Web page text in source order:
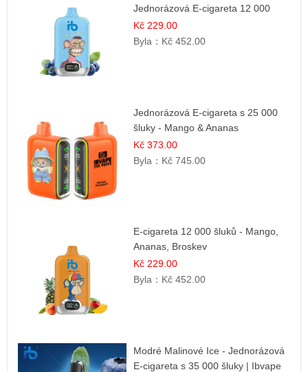
Jednorázová E-cigareta 12 000
šluků | Osvěžující Bobulová Příchuť
Kč 229.00
Byla： Kč 452.00
Jednorázová E-cigareta s 25 000
šluky - Mango & Ananas
Kč 373.00
Byla： Kč 745.00
E-cigareta 12 000 šluků - Mango,
Ananas, Broskev
Kč 229.00
Byla： Kč 452.00
Modré Malinové Ice - Jednorázová
E-cigareta s 35 000 šluky | Ibvape